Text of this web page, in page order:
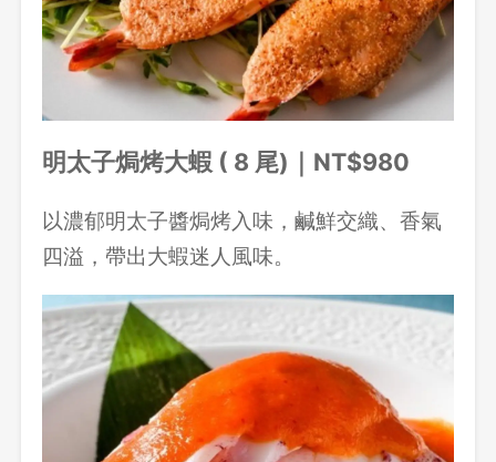
明太子焗烤大蝦 ( 8 尾)｜NT$980
以濃郁明太子醬焗烤入味，鹹鮮交織、香氣
四溢，帶出大蝦迷人風味。